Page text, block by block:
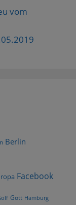
vom
Berlin
Facebook
Gott Hamburg